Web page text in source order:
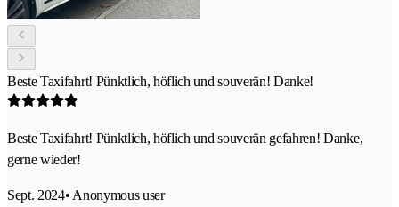
Beste Taxifahrt! Pünktlich, höflich und souverän! Danke!
Beste Taxifahrt! Pünktlich, höflich und souverän gefahren! Danke,
gerne wieder!
Sept. 2024• Anonymous user